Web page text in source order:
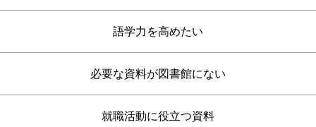
語学力を高めたい
必要な資料が図書館にない
就職活動に役立つ資料